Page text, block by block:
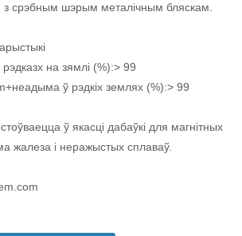
срэбным шэрым металічным бляскам.
на зямлі (%):> 99
ў рэдкіх землях (%):> 99
ў якасці дабаўкі для магнітных
жалеза і неражыстых сплаваў.